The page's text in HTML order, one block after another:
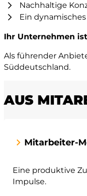
Nachhaltige
Ein
Ihr Unternehmen
Als führender
Süddeutschland.
AUS
Mitarbeiter-
Eine produktive
Impulse.